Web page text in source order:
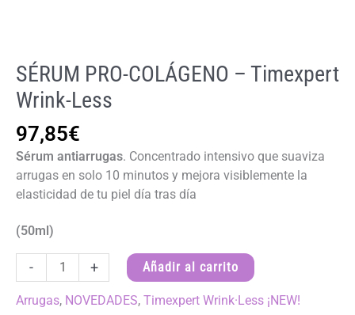
SÉRUM PRO-COLÁGENO – Timexpert
Wrink-Less
97,85€
Sérum antiarrugas. Concentrado intensivo que suaviza
arrugas en solo 10 minutos y mejora visiblemente la
elasticidad de tu piel día tras día
(50ml)
-
PRO-
COLÁGENO
+ Añadir al carrito
Arrugas, NOVEDADES, Timexpert Wrink·Less ¡NEW!